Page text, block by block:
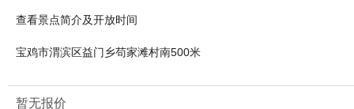
查看景点简介及开放时间
宝鸡市渭滨区益门乡苟家滩村南500米
暂无报价